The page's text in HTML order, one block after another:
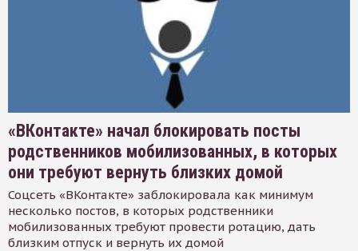
«ВКонтакте» начал блокировать посты
родственников мобилизованных, в которых
они требуют вернуть близких домой
Соцсеть «ВКонтакте» заблокировала как минимум
несколько постов, в которых родственники
мобилизованных требуют провести ротацию, дать
близким отпуск и вернуть их домой